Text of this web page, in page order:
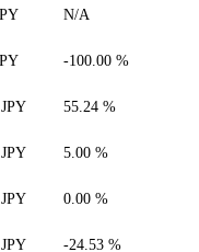
N/A
-100.00 %
55.24 %
5.00 %
0.00 %
-24.53 %